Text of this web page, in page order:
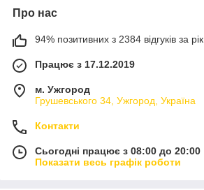
Про нас
94% позитивних з 2384 відгуків за рік
Працює з 17.12.2019
м. Ужгород
Грушевського 34, Ужгород, Україна
Контакти
Сьогодні працює з 08:00 до 20:00
Показати весь графік роботи